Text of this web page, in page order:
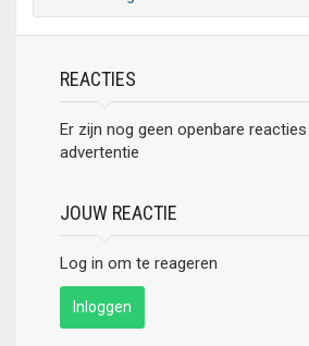
REACTIES
Er zijn nog geen openbare
advertentie
JOUW REACTIE
Log in om te reageren
Inloggen